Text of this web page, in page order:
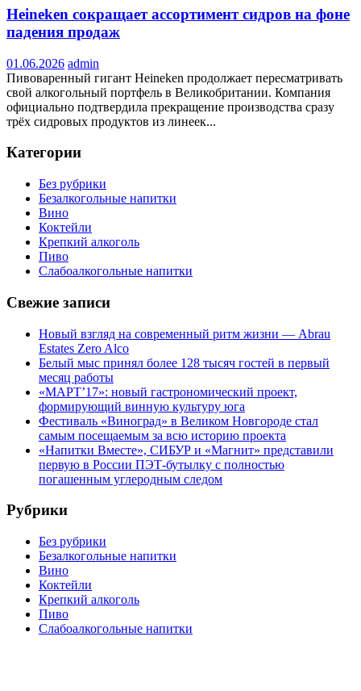
Heineken сокращает ассортимент сидров на фоне
падения продаж
01.06.2026 admin
Пивоваренный гигант Heineken продолжает пересматривать
свой алкогольный портфель в Великобритании. Компания
официально подтвердила прекращение производства сразу
трёх сидровых продуктов из линеек...
Категории
Без рубрики
Безалкогольные напитки
Вино
Коктейли
Крепкий алкоголь
Пиво
Слабоалкогольные напитки
Свежие записи
Новый взгляд на современный ритм жизни — Abrau
Estates Zero Alco
Белый мыс принял более 128 тысяч гостей в первый
месяц работы
«МАРТ’17»: новый гастрономический проект,
формирующий винную культуру юга
Фестиваль «Виноград» в Великом Новгороде стал
самым посещаемым за всю историю проекта
«Напитки Вместе», СИБУР и «Магнит» представили
первую в России ПЭТ-бутылку с полностью
погашенным углеродным следом
Рубрики
Без рубрики
Безалкогольные напитки
Вино
Коктейли
Крепкий алкоголь
Пиво
Слабоалкогольные напитки